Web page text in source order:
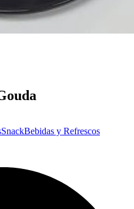
SnackBebidas y Refrescos